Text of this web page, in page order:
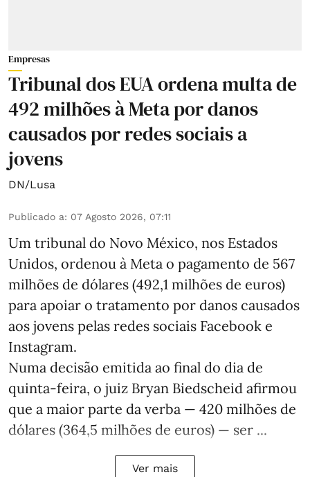
Empresas
Tribunal dos EUA ordena multa de
492 milhões à Meta por danos
causados por redes sociais a
jovens
DN/Lusa
Publicado a: 07 Agosto 2026, 07:11
Um tribunal do Novo México, nos Estados
Unidos, ordenou à Meta o pagamento de 567
milhões de dólares (492,1 milhões de euros)
para apoiar o tratamento por danos causados
aos jovens pelas redes sociais Facebook e
Instagram.
Numa decisão emitida ao final do dia de
quinta-feira, o juiz Bryan Biedscheid afirmou
que a maior parte da verba — 420 milhões de
dólares (364,5 milhões de euros) — ser ...
Ver mais